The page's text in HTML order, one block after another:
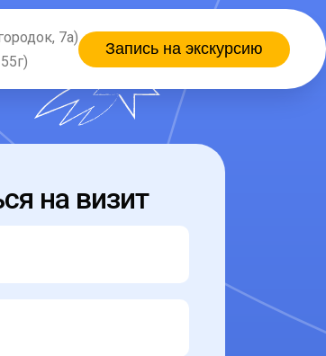
7а)
Запись на экскурсию
на визит